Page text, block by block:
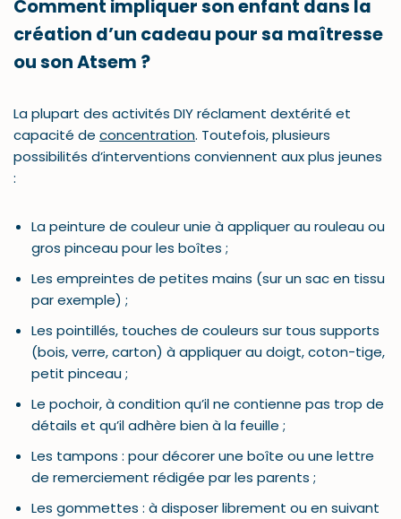
Comment impliquer son enfant dans la
création d’un cadeau pour sa maîtresse
ou son Atsem ?
La plupart des activités DIY réclament dextérité et
capacité de concentration. Toutefois, plusieurs
possibilités d’interventions conviennent aux plus jeunes
:
La peinture de couleur unie à appliquer au rouleau ou
gros pinceau pour les boîtes ;
Les empreintes de petites mains (sur un sac en tissu
par exemple) ;
Les pointillés, touches de couleurs sur tous supports
(bois, verre, carton) à appliquer au doigt, coton-tige,
petit pinceau ;
Le pochoir, à condition qu’il ne contienne pas trop de
détails et qu’il adhère bien à la feuille ;
Les tampons : pour décorer une boîte ou une lettre
de remerciement rédigée par les parents ;
Les gommettes : à disposer librement ou en suivant